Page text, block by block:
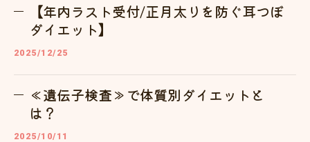
【年内ラスト受付/正月太りを防ぐ耳つぼ
ダイエット】
2025/12/25
≪遺伝子検査≫で体質別ダイエットと
は？
2025/10/11